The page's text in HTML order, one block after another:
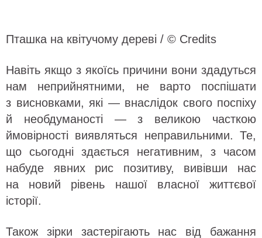
Пташка на квітучому дереві / © Credits
Навіть якщо з якоїсь причини вони здадуться
нам неприйнятними, не варто поспішати
з висновками, які — внаслідок свого поспіху
й необдуманості — з великою часткою
ймовірності виявляться неправильними. Те,
що сьогодні здається негативним, з часом
набуде явних рис позитиву, вивівши нас
на новий рівень нашої власної життєвої
історії.
Також зірки застерігають нас від бажання